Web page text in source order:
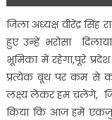
जिला अध्यक्ष वीरेंद्र सिंह
हुए उन्हें भरोसा
भूमिका में रहेगा,पूरे
प्रत्येक बूथ पर कम से
लक्ष्य लेकर हम चलेंगे,
किया कि आज हमें